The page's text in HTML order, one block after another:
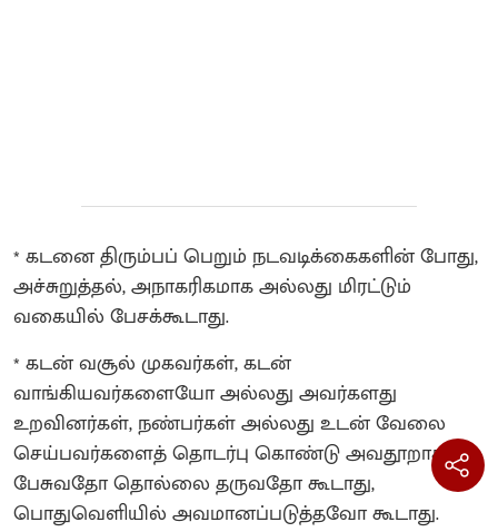
* கடனை திரும்பப் பெறும் நடவடிக்கைகளின் போது,
அச்சுறுத்தல், அநாகரிகமாக அல்லது மிரட்டும்
வகையில் பேசக்கூடாது.
* கடன் வசூல் முகவர்கள், கடன்
வாங்கியவர்களையோ அல்லது அவர்களது
உறவினர்கள், நண்பர்கள் அல்லது உடன் வேலை
செய்பவர்களைத் தொடர்பு கொண்டு அவதூறாகப்
பேசுவதோ தொல்லை தருவதோ கூடாது,
பொதுவெளியில் அவமானப்படுத்தவோ கூடாது.